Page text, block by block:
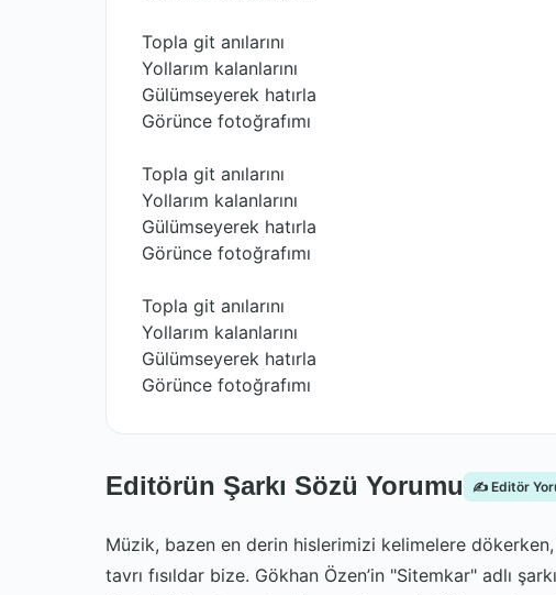
Topla git anılarını
Yollarım kalanlarını
Gülümseyerek hatırla
Görünce fotoğrafımı
Topla git anılarını
Yollarım kalanlarını
Gülümseyerek hatırla
Görünce fotoğrafımı
Topla git anılarını
Yollarım kalanlarını
Gülümseyerek hatırla
Görünce fotoğrafımı
Editörün Şarkı Sözü Yorumu ✍️ Editör
Müzik, bazen en derin hislerimizi kelimelere
tavrı fısıldar bize. Gökhan Özen’in "Sitemkar" adlı